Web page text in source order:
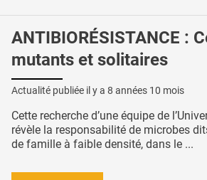
ANTIBIORÉSISTANCE :
mutants et solitaires
Actualité publiée il y a 8 années 10 mois
Cette recherche d’une équipe de
révèle la responsabilité de microbes
de famille à faible densité, dans le ...